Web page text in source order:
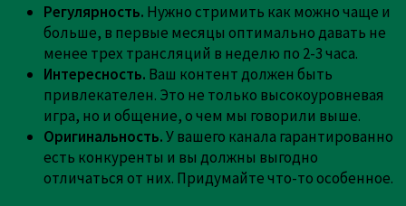
Регулярность. Нужно стримить как можно чаще и
больше, в первые месяцы оптимально давать не
менее трех трансляций в неделю по 2-3 часа.
Интересность. Ваш контент должен быть
привлекателен. Это не только высокоуровневая
игра, но и общение, о чем мы говорили выше.
Оригинальность.У вашего канала гарантированно
есть конкуренты и вы должны выгодно
отличаться от них. Придумайте что-то особенное.